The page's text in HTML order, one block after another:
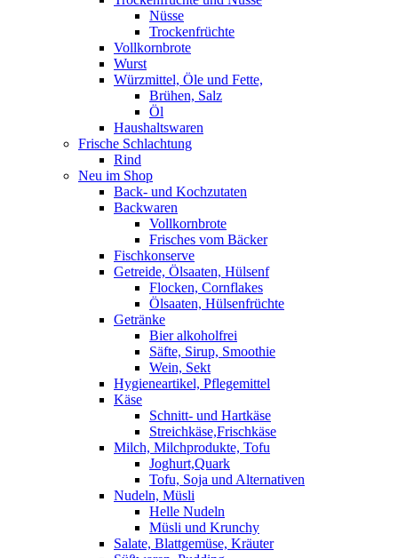
Nüsse
Trockenfrüchte
Vollkornbrote
Wurst
Würzmittel, Öle und Fette,
Brühen, Salz
Öl
Haushaltswaren
Frische Schlachtung
Rind
Neu im Shop
Back- und Kochzutaten
Backwaren
Vollkornbrote
Frisches vom Bäcker
Fischkonserve
Getreide, Ölsaaten, Hülsenf
Flocken, Cornflakes
Ölsaaten, Hülsenfrüchte
Getränke
Bier alkoholfrei
Säfte, Sirup, Smoothie
Wein, Sekt
Hygieneartikel, Pflegemittel
Käse
Schnitt- und Hartkäse
Streichkäse,Frischkäse
Milch, Milchprodukte, Tofu
Joghurt,Quark
Tofu, Soja und Alternativen
Nudeln, Müsli
Helle Nudeln
Müsli und Krunchy
Salate, Blattgemüse, Kräuter